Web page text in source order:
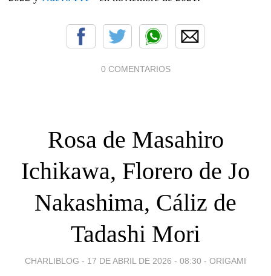
0 COMENTARIOS
Rosa de Masahiro
Ichikawa, Florero de Jo
Nakashima, Cáliz de
Tadashi Mori
CHARLIBLOG - 17 DE ABRIL DE 2026 - 08:30 - ORIGAMI